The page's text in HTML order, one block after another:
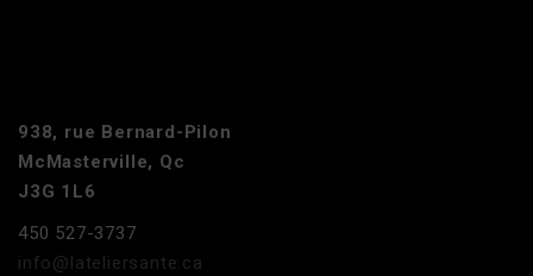
938, rue Bernard-Pilon
McMasterville, Qc
J3G 1L6
450 527-3737
info@lateliersante.ca